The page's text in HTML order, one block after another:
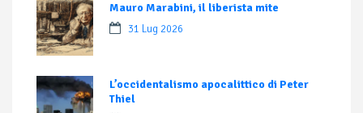
Mauro Marabini, il liberista mite
31 Lug 2026
L’occidentalismo apocalittico di Peter
Thiel